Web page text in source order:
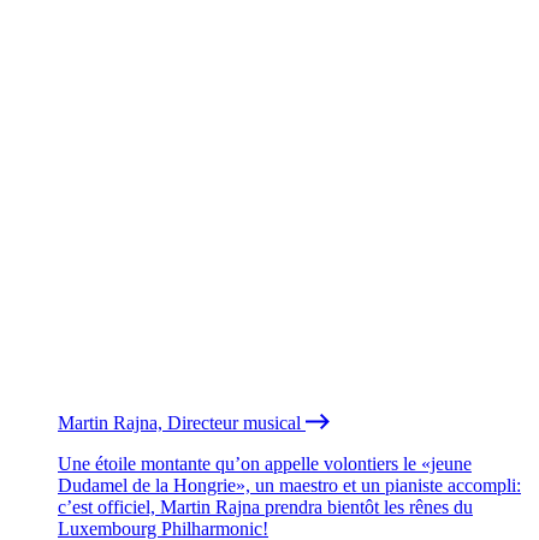
Martin Rajna, Directeur musical
Une étoile montante qu’on appelle volontiers le «jeune
Dudamel de la Hongrie», un maestro et un pianiste accompli:
c’est officiel, Martin Rajna prendra bientôt les rênes du
Luxembourg Philharmonic!